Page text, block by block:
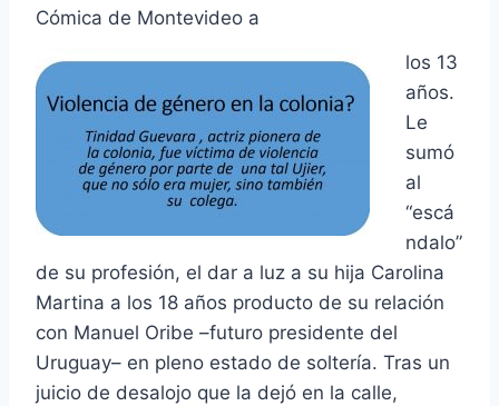
Cómica de Montevideo a
los 13
años.
Le
sumó
al
“escá
ndalo”
de su profesión, el dar a luz a su hija Carolina
Martina a los 18 años producto de su relación
con Manuel Oribe –futuro presidente del
Uruguay– en pleno estado de soltería. Tras un
juicio de desalojo que la dejó en la calle,